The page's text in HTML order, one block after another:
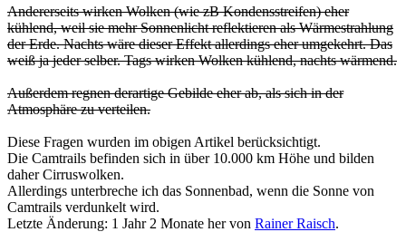
Andererseits wirken Wolken (wie zB Kondensstreifen) eher
kühlend, weil sie mehr Sonnenlicht reflektieren als Wärmestrahlung
der Erde. Nachts wäre dieser Effekt allerdings eher umgekehrt. Das
weiß ja jeder selber. Tags wirken Wolken kühlend, nachts wärmend.
Außerdem regnen derartige Gebilde eher ab, als sich in der
Atmosphäre zu verteilen.
Diese Fragen wurden im obigen Artikel berücksichtigt.
Die Camtrails befinden sich in über 10.000 km Höhe und bilden
daher Cirruswolken.
Allerdings unterbreche ich das Sonnenbad, wenn die Sonne von
Camtrails verdunkelt wird.
Letzte Änderung: 1 Jahr 2 Monate her von Rainer Raisch.